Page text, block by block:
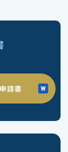
請書